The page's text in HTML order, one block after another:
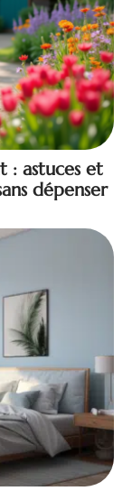
: astuces et
dépenser